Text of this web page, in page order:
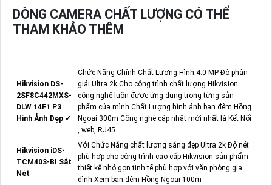
DÒNG CAMERA CHẤT LƯỢNG CÓ THỂ
THAM KHẢO THÊM
Hikvision DS-
2SF8C442MXS-
DLW 14F1 P3
Hình Ảnh Đẹp ✓
Chức Năng Chính Chất Lượng Hình 4.0 MP Độ phân
giải Ultra 2k Cho công trình chất lượng Hikvision
công nghệ luôn được ứng dụng trong từng sản
phẩm của mình Chất Lượng hình ảnh ban đêm Hồng
Ngoại 300m Công nghệ cập nhật mới nhất là Kết Nối
, web, RJ45
Hikvision iDS-
TCM403-BI Sắt
Nét
Với Chức Năng chất lượng sáng đẹp Ultra 2k Độ nét
phù hợp cho công trình cao cấp Hikvision sản phẩm
thiết kế nhỏ gọn tinh tế phù hợp với văn phòng gia
đình Xem ban đêm Hồng Ngoại 100m